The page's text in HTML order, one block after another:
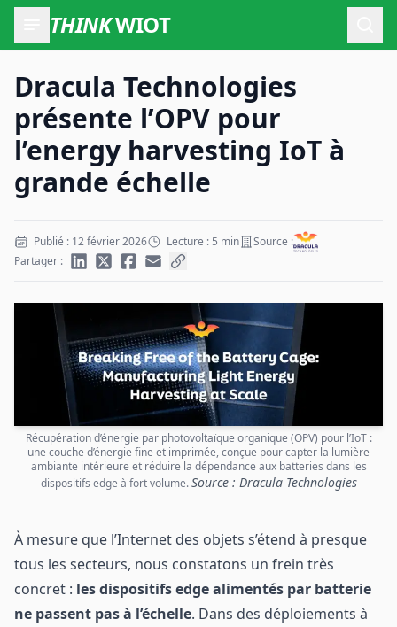
THINKWIOT
Dracula Technologies
présente l’OPV pour
l’energy harvesting IoT à
grande échelle
Publié : 12 février 2026 Lecture : 5 min
Source :
Partager :
Récupération d’énergie par photovoltaïque organique (OPV) pour l’IoT :
une couche d’énergie fine et imprimée, conçue pour capter la lumière
ambiante intérieure et réduire la dépendance aux batteries dans les
dispositifs edge à fort volume.Source : Dracula Technologies
À mesure que l’Internet des objets s’étend à presque
tous les secteurs, nous constatons un frein très
concret : les dispositifs edge alimentés par batterie
ne passent pas à l’échelle. Dans des déploiements à